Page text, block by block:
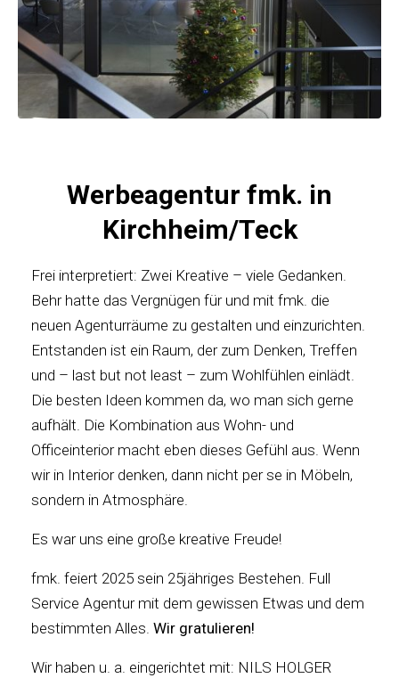
Werbeagentur fmk. in
Kirchheim/Teck
Frei interpretiert: Zwei Kreative – viele Gedanken.
Behr hatte das Vergnügen für und mit fmk. die
neuen Agenturräume zu gestalten und einzurichten.
Entstanden ist ein Raum, der zum Denken, Treffen
und – last but not least – zum Wohlfühlen einlädt.
Die besten Ideen kommen da, wo man sich gerne
aufhält. Die Kombination aus Wohn- und
Officeinterior macht eben dieses Gefühl aus. Wenn
wir in Interior denken, dann nicht per se in Möbeln,
sondern in Atmosphäre.
Es war uns eine große kreative Freude!
fmk. feiert 2025 sein 25jähriges Bestehen. Full
Service Agentur mit dem gewissen Etwas und dem
bestimmten Alles. Wir gratulieren!
Wir haben u. a. eingerichtet mit: NILS HOLGER